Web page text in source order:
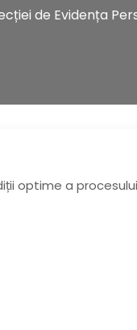
de Evidența
optime a